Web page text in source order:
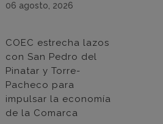
06 agosto, 2026
COEC estrecha lazos
con San Pedro del
Pinatar y Torre-
Pacheco para
impulsar la economía
de la Comarca